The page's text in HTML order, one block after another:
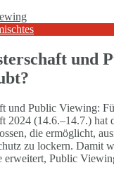
und
und Public Viewing:
2024 (14.6.–14.7.) hat
die ermöglicht,
zu lockern. Damit
erweitert, Public